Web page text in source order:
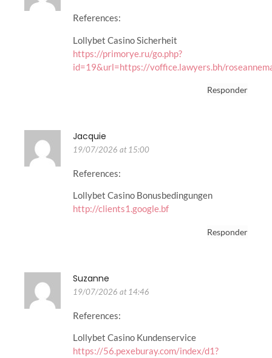
References:
Lollybet Casino Sicherheit
https://primorye.ru/go.php?
id=19&url=https://voffice.lawyers.bh/
Responder
Jacquie
19/07/2026 at 15:00
References:
Lollybet Casino Bonusbedingungen
http://clients1.google.bf
Responder
Suzanne
19/07/2026 at 14:46
References:
Lollybet Casino Kundenservice
https://56.pexeburay.com/index/d1?